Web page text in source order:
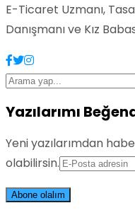
E-Ticaret Uzmanı,
Danışmanı ve Kız
Yazılarımı
Yeni yazılarımdan
olabilirsin.